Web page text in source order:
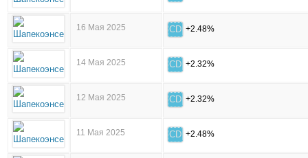
16 Мая 2025 CD +2.48%
14 Мая 2025 CD +2.32%
12 Мая 2025 CD +2.32%
11 Мая 2025 CD +2.48%